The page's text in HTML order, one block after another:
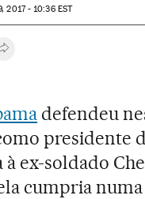
2017 - 10:36EST
en Facebook
en Twitter
Desplegar Redes Sociales
defendeu
presidente
ex-soldado
cumpria